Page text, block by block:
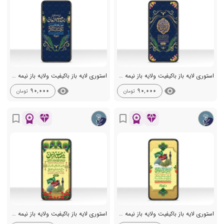
استوری لایه باز باکیفیت ولایه باز نیمه شعبان
visibility
90,000 تومان
استوری لایه باز باکیفیت ولایه باز نیمه شعبان
visibility
90,000 تومان
diamond
workspace_premium
bookmark_border
استوری لایه باز باکیفیت ولایه باز نیمه شعبان
diamond
workspace_premium
bookmark_border
استوری لایه باز باکیفیت ولایه باز نیمه شعبان